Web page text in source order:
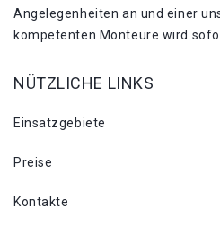
Angelegenheiten an und einer
kompetenten Monteure wird
NÜTZLICHE LINKS
Einsatzgebiete
Preise
Kontakte